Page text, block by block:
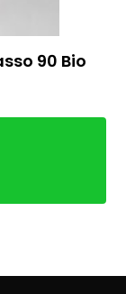
90 Bio